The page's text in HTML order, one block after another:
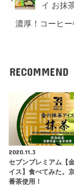
イ お抹
濃厚！コーヒ
RECOMMEND
2020.11.3
セブンプレミアム【
イス】食べてみた。
番茶使用！